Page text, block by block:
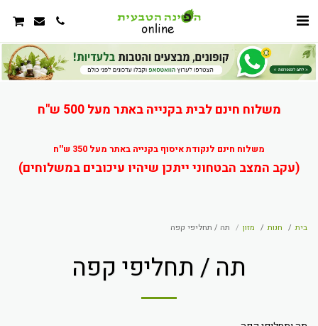
משלוח חינם לבית בקנייה באתר מעל 500 ש"ח
משלוח חינם לנקודת איסוף בקנייה באתר מעל 350 ש''ח
(עקב המצב הבטחוני ייתכן שיהיו עיכובים במשלוחים)
בית חנות מזון תה / תחליפי קפה
תה / תחליפי קפה